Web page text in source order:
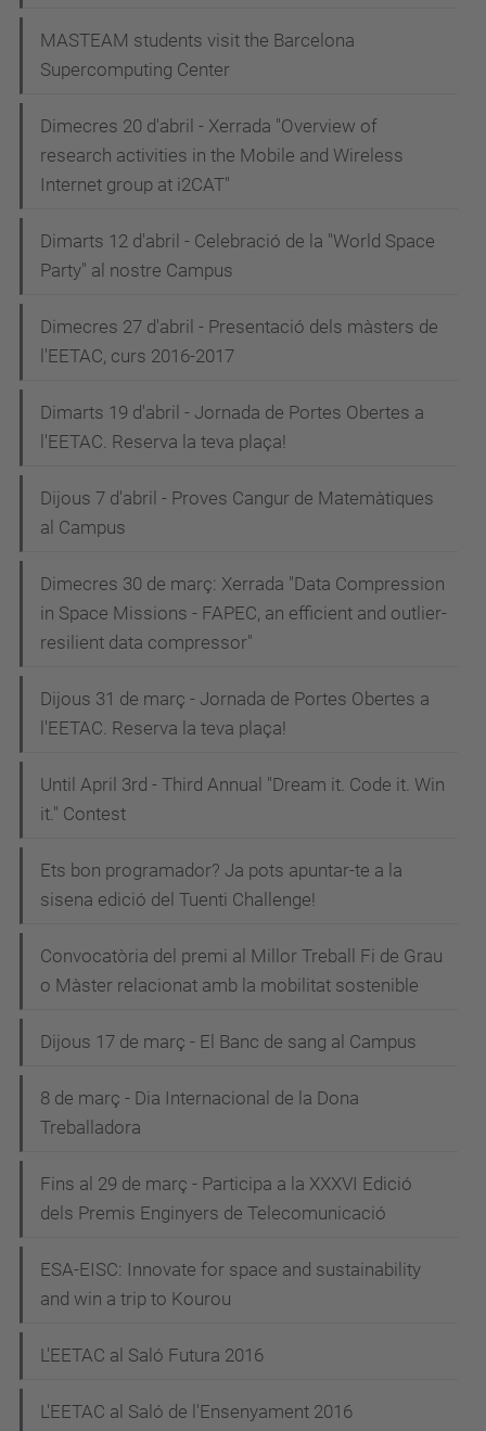
MASTEAM students visit the Barcelona
Supercomputing Center
Dimecres 20 d'abril - Xerrada "Overview of
research activities in the Mobile and Wireless
Internet group at i2CAT"
Dimarts 12 d'abril - Celebració de la "World Space
Party" al nostre Campus
Dimecres 27 d'abril - Presentació dels màsters de
l'EETAC, curs 2016-2017
Dimarts 19 d'abril - Jornada de Portes Obertes a
l'EETAC. Reserva la teva plaça!
Dijous 7 d'abril - Proves Cangur de Matemàtiques
al Campus
Dimecres 30 de març: Xerrada "Data Compression
in Space Missions - FAPEC, an efficient and outlier-
resilient data compressor"
Dijous 31 de març - Jornada de Portes Obertes a
l'EETAC. Reserva la teva plaça!
Until April 3rd - Third Annual "Dream it. Code it. Win
it." Contest
Ets bon programador? Ja pots apuntar-te a la
sisena edició del Tuenti Challenge!
Convocatòria del premi al Millor Treball Fi de Grau
o Màster relacionat amb la mobilitat sostenible
Dijous 17 de març - El Banc de sang al Campus
8 de març - Dia Internacional de la Dona
Treballadora
Fins al 29 de març - Participa a la XXXVI Edició
dels Premis Enginyers de Telecomunicació
ESA-EISC: Innovate for space and sustainability
and win a trip to Kourou
L'EETAC al Saló Futura 2016
L'EETAC al Saló de l'Ensenyament 2016